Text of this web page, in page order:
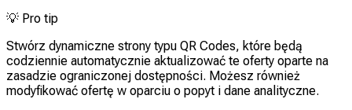
💡 Pro tip
Stwórz dynamiczne strony typu QR Codes, które będą
codziennie automatycznie aktualizować te oferty oparte na
zasadzie ograniczonej dostępności. Możesz również
modyfikować ofertę w oparciu o popyt i dane analityczne.